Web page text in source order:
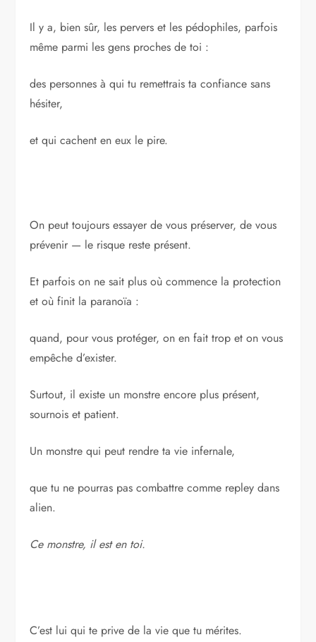
Il y a, bien sûr, les pervers et les pédophiles, parfois
même parmi les gens proches de toi :
des personnes à qui tu remettrais ta confiance sans
hésiter,
et qui cachent en eux le pire.
On peut toujours essayer de vous préserver, de vous
prévenir — le risque reste présent.
Et parfois on ne sait plus où commence la protection
et où finit la paranoïa :
quand, pour vous protéger, on en fait trop et on vous
empêche d’exister.
Surtout, il existe un monstre encore plus présent,
sournois et patient.
Un monstre qui peut rendre ta vie infernale,
que tu ne pourras pas combattre comme repley dans
alien.
Ce monstre, il est en toi.
C’est lui qui te prive de la vie que tu mérites.